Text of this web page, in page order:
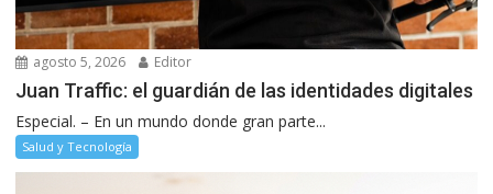
agosto 5, 2026 Editor
Juan Traffic: el guardián de las identidades digitales
Especial. – En un mundo donde gran parte...
Salud y Tecnología